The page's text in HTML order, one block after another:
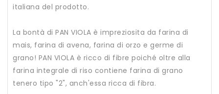
italiana del prodotto.
La bontà di PAN VIOLA è impreziosita da farina di
mais, farina di avena, farina di orzo e germe di
grano! PAN VIOLA è ricco di fibre poiché oltre alla
farina integrale di riso contiene farina di grano
tenero tipo "2", anch'essa ricca di fibra.